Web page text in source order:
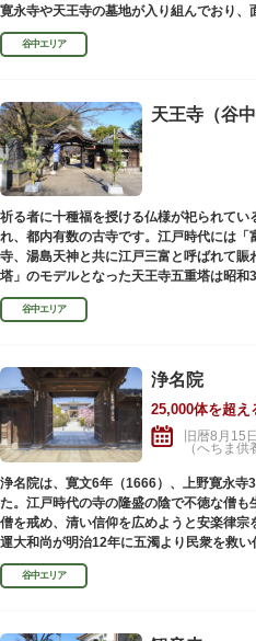
寛永寺や天王寺の墓地が入り組んでおり
の墓が並んでいます。園内を通る「さくら
す。谷中エリア
祈る者に十種福を授ける仏様が祀られて
れ、都内有数の古寺です。江戸時代には
寺、湯島天神と共に江戸三富と呼ばれて賑
塔」のモデルとなった天王寺五重塔は昭
が、その跡地は今も谷中霊園に残っていま
谷中エリア
浄名院
25,000体を超え
旧暦8月15
（へちま供
浄名院は、寛文6年（1666）、上野寛永寺
た。江戸時代の寺の隆盛の陰で不徳な僧
僧を戒め、清い信仰を広めようと安楽律
運大和尚が明治12年に五濁より民衆を救
石地蔵建立を発願しました。現在では2万
ます。谷中エリア